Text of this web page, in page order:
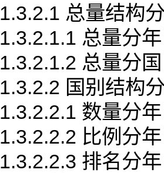
1.3.2.1 总量结构
1.3.2.1.1 总量分年
1.3.2.1.2 总量分国
1.3.2.2 国别结构
1.3.2.2.1 数量分年
1.3.2.2.2 比例分年
1.3.2.2.3 排名分年